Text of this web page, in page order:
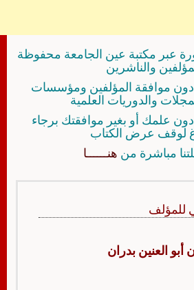
عبر مكتبة عين الجامعة محفوظة
والناشرين
دون موافقة المؤلفين ومؤسسات
والدوريات العلمية
علمك أو بغير موافقتك برجاء
لوقف عرض الكتاب
مباشرة من هنــــــا
للمؤلف
أبو العنين بدران